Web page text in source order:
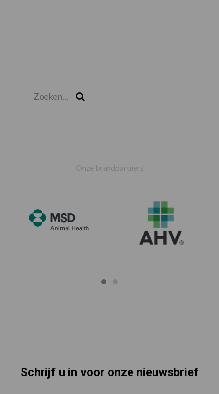
Onze brandpartners
Schrijf u in voor onze nieuwsbrief